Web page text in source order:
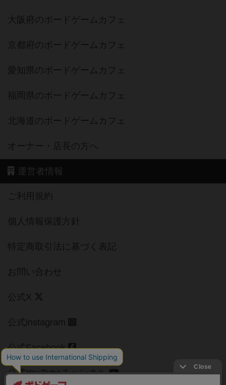
大阪府のボードゲームカフェ
京都府のボードゲームカフェ
愛知県のボードゲームカフェ
福岡県のボードゲームカフェ
北海道のボードゲームカフェ
オーナー・店長の方へ
運営者情報
ご利用規約
個人情報保護方針
特定商取引法に基づく表記
お問い合わせ
公式X
公式instagram
公式Facebook
公式YouTubeチャンネル